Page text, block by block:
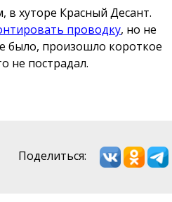
в хуторе Красный Десант.
проводку, но не
было, произошло короткое
не пострадал.
Поделиться: